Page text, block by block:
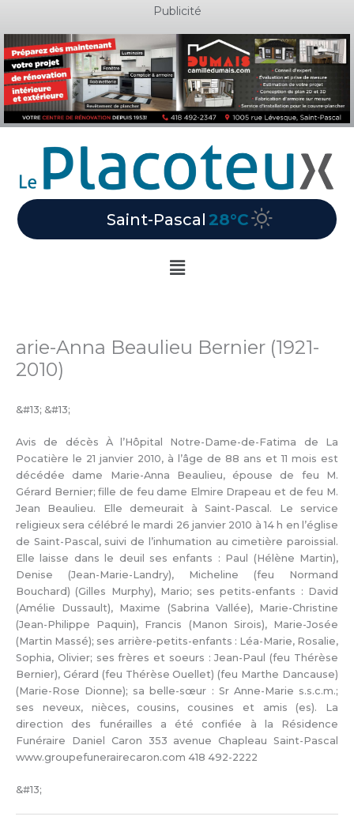
Publicité
Saint-Pascal 28°C
Main
arie-Anna Beaulieu Bernier (1921-
2010)
&#13; &#13;
Avis de décès À l’Hôpital Notre-Dame-de-Fatima de La
Pocatière le 21 janvier 2010, à l’âge de 88 ans et 11 mois est
décédée dame Marie-Anna Beaulieu, épouse de feu M.
Gérard Bernier; fille de feu dame Elmire Drapeau et de feu M.
Jean Beaulieu. Elle demeurait à Saint-Pascal. Le service
religieux sera célébré le mardi 26 janvier 2010 à 14 h en l’église
de Saint-Pascal, suivi de l’inhumation au cimetière paroissial.
Elle laisse dans le deuil ses enfants : Paul (Hélène Martin),
Denise (Jean-Marie-Landry), Micheline (feu Normand
Bouchard) (Gilles Murphy), Mario; ses petits-enfants : David
(Amélie Dussault), Maxime (Sabrina Vallée), Marie-Christine
(Jean-Philippe Paquin), Francis (Manon Sirois), Marie-Josée
(Martin Massé); ses arrière-petits-enfants : Léa-Marie, Rosalie,
Sophia, Olivier; ses frères et soeurs : Jean-Paul (feu Thérèse
Bernier), Gérard (feu Thérèse Ouellet) (feu Marthe Dancause)
(Marie-Rose Dionne); sa belle-sœur : Sr Anne-Marie s.s.c.m.;
ses neveux, nièces, cousins, cousines et amis (es). La
direction des funérailles a été confiée à la Résidence
Funéraire Daniel Caron 353 avenue Chapleau Saint-Pascal
www.groupefunerairecaron.com 418 492-2222
&#13;